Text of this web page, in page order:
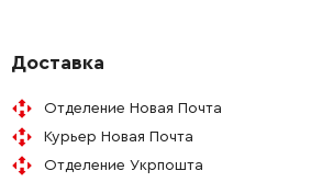
2609110834 45.70 Грн
Доставка
Отделение Новая Почта
Курьер Новая Почта
Отделение Укрпошта